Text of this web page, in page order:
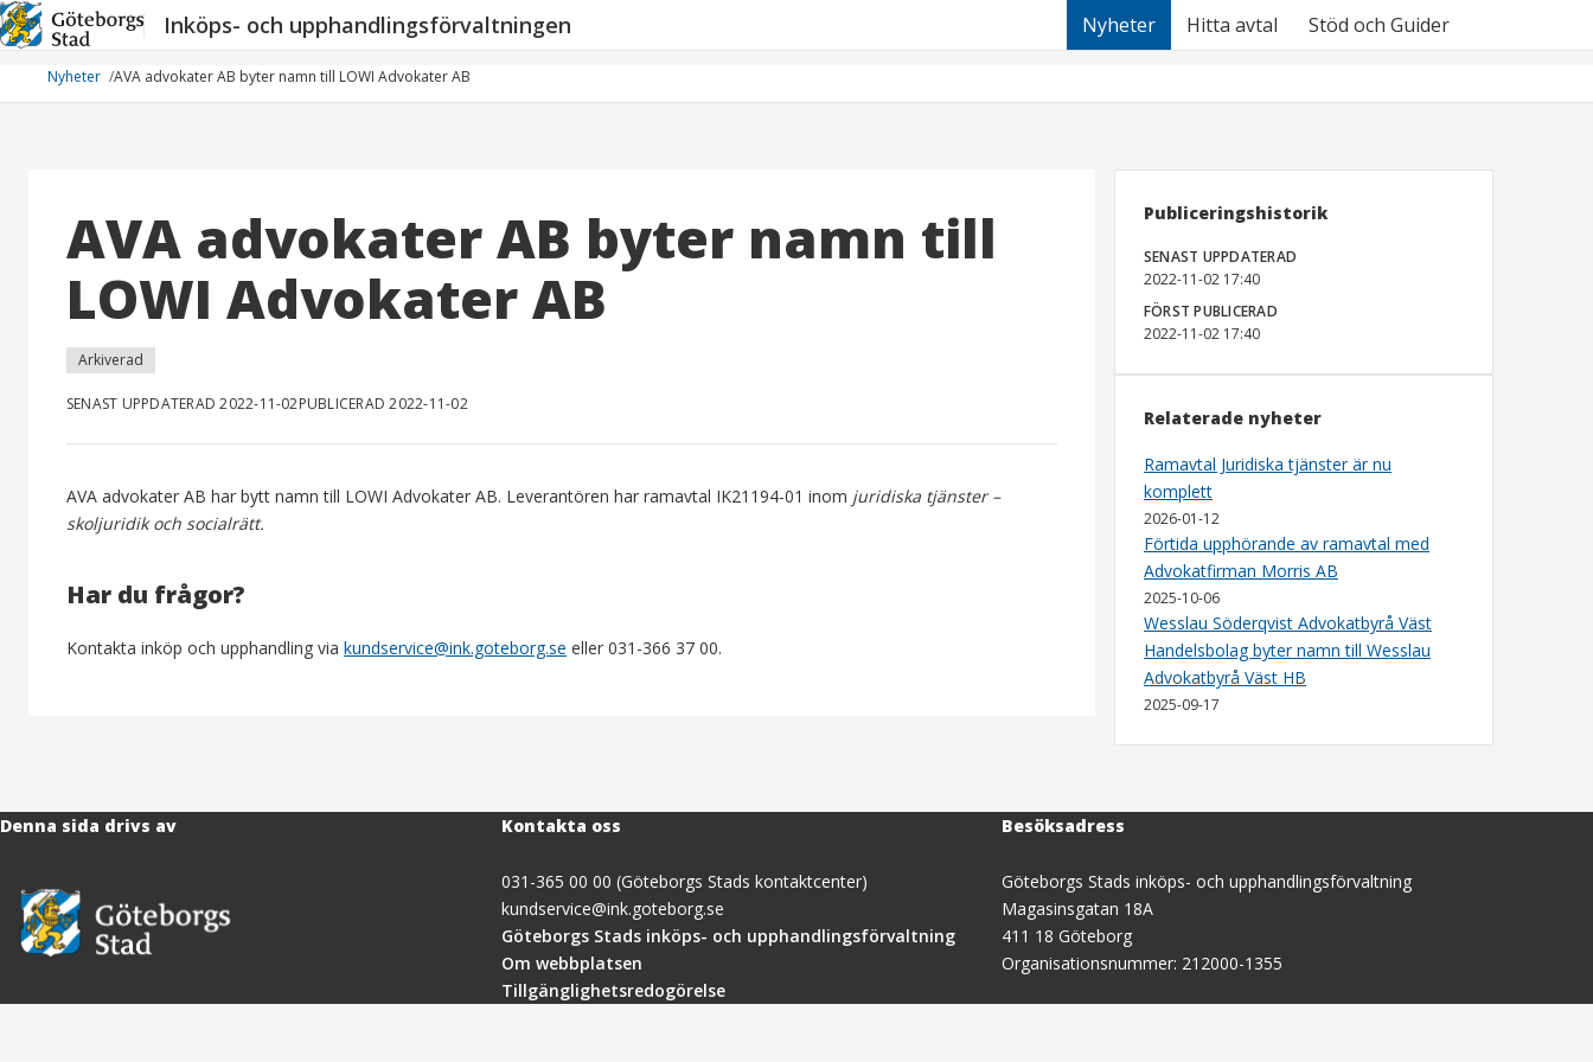
Hoppa
till
innehåll
Inköps- och upphandlingsförvaltningen Nyheter Hitta avtal Stöd och Guider
Nyheter AVA advokater AB byter namn till LOWI Advokater AB
AVA advokater AB byter namn till
LOWI Advokater AB
Arkiverad
SENAST UPPDATERAD 2022-11-02PUBLICERAD 2022-11-02
AVA advokater AB har bytt namn till LOWI Advokater AB. Leverantören har ramavtal IK21194-01 inom juridiska tjänster –
skoljuridik och socialrätt.
Har du frågor?
Kontakta inköp och upphandling via kundservice@ink.goteborg.se eller 031-366 37 00.
Publiceringshistorik
SENAST UPPDATERAD
2022-11-02 17:40
FÖRST PUBLICERAD
2022-11-02 17:40
Relaterade nyheter
Ramavtal Juridiska tjänster är nu
komplett
2026-01-12
Förtida upphörande av ramavtal med
Advokatfirman Morris AB
2025-10-06
Wesslau Söderqvist Advokatbyrå Väst
Handelsbolag byter namn till Wesslau
Advokatbyrå Väst HB
2025-09-17
Denna sida drivs av Kontakta oss
031-365 00 00 (Göteborgs Stads kontaktcenter)
kundservice@ink.goteborg.se
Göteborgs Stads inköps- och upphandlingsförvaltning(öppnas
Om webbplatsen
Tillgänglighetsredogörelse
Besöksadress
Göteborgs Stads inköps- och upphandlingsförvaltning
Magasinsgatan 18A
411 18 Göteborg
Organisationsnummer: 212000-1355